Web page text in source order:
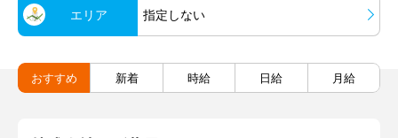
エリア 指定しない
おすすめ 新着 時給 日給 月給